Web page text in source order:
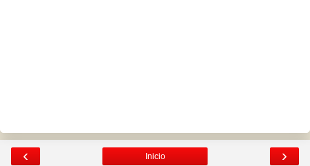
‹ ›
Inicio